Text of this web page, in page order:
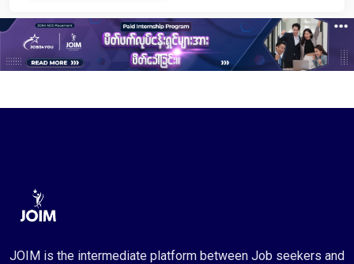
JOIM is the intermediate platform between Job seekers and